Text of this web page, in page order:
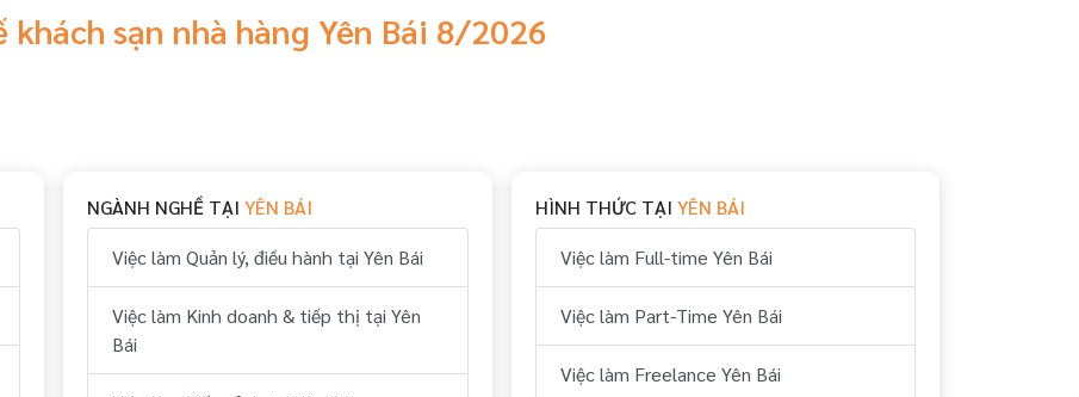
sạn nhà hàng Yên Bái 8/2026
NGÀNH NGHỀ TẠIYÊN BÁI
Việc làm Quản lý, điều hành tại Yên Bái
Việc làm Kinh doanh & tiếp thị tại Yên
Bái
HÌNH THỨC TẠI YÊN BÁI
Việc làm Full-time Yên Bái
Việc làm Part-Time Yên Bái
Việc làm Freelance Yên Bái